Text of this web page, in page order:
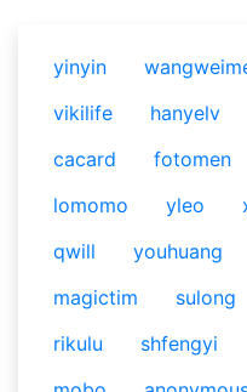
yinyin
vikilife
hanyelv
cacard
fotomen
lomomo
yleo
qwill
youhuang
magictim
sulong
rikulu
shfengyi